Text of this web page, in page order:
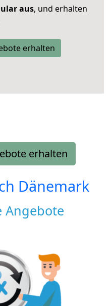
aus, und erhalten
erhalten
erhalten
Dänemark
Angebote